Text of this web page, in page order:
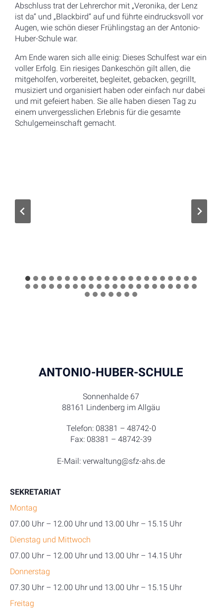
Abschluss trat der Lehrerchor mit „Veronika, der Lenz
ist da“ und „Blackbird“ auf und führte eindrucksvoll vor
Augen, wie schön dieser Frühlingstag an der Antonio-
Huber-Schule war.
Am Ende waren sich alle einig: Dieses Schulfest war ein
voller Erfolg. Ein riesiges Dankeschön gilt allen, die
mitgeholfen, vorbereitet, begleitet, gebacken, gegrillt,
musiziert und organisiert haben oder einfach nur dabei
und mit gefeiert haben. Sie alle haben diesen Tag zu
einem unvergesslichen Erlebnis für die gesamte
Schulgemeinschaft gemacht.
ANTONIO-HUBER-SCHULE
Sonnenhalde 67
88161 Lindenberg im Allgäu
Telefon: 08381 – 48742-0
Fax: 08381 – 48742-39
E-Mail: verwaltung@sfz-ahs.de
SEKRETARIAT
Montag
07.00 Uhr – 12.00 Uhr und 13.00 Uhr – 15.15 Uhr
Dienstag und Mittwoch
07.00 Uhr – 12.00 Uhr und 13.00 Uhr – 14.15 Uhr
Donnerstag
07.30 Uhr – 12.00 Uhr und 13.00 Uhr – 15.15 Uhr
Freitag